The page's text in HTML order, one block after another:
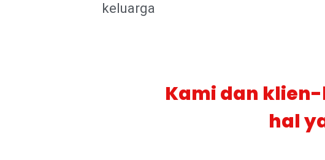
keluarga
Kami dan
hal